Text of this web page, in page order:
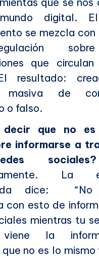
digital.
se mezcla
que
resultado:
masiva de
o falso.
decir que no es
informarse a
La
dice: “No
con esto de
mientras tu
la
no es lo mismo